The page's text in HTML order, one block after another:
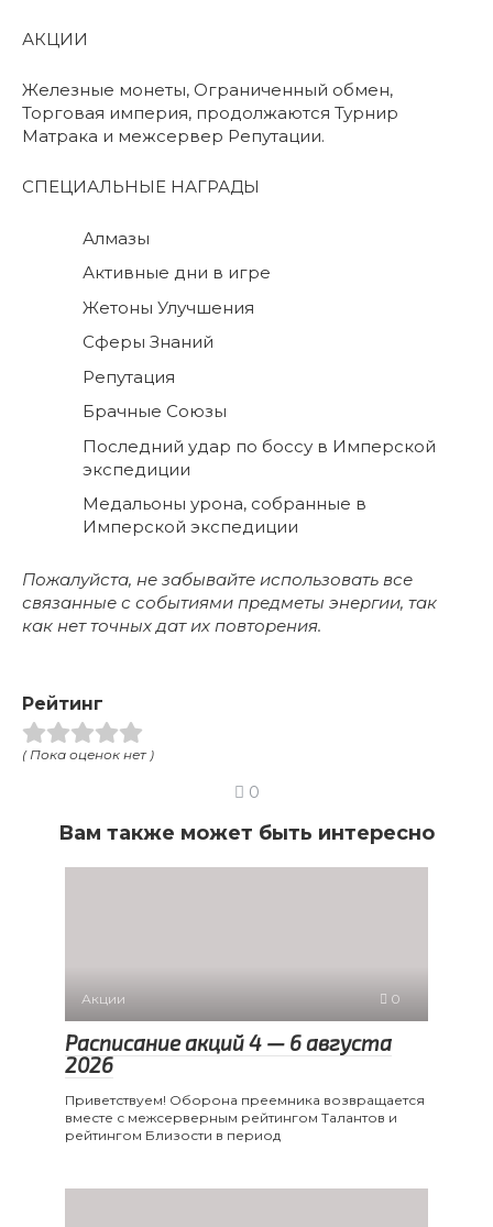
АКЦИИ
Железные монеты, Ограниченный обмен,
Торговая империя, продолжаются Турнир
Матрака и межсервер Репутации.
СПЕЦИАЛЬНЫЕ НАГРАДЫ
Алмазы
Активные дни в игре
Жетоны Улучшения
Сферы Знаний
Репутация
Брачные Союзы
Последний удар по боссу в Имперской
экспедиции
Медальоны урона, собранные в
Имперской экспедиции
Пожалуйста, не забывайте использовать все
связанные с событиями предметы энергии, так
как нет точных дат их повторения.
Рейтинг
( Пока оценок нет )
0
Вам также может быть интересно
Акции 0
Расписание акций 4 — 6 августа
2026
Приветствуем! Оборона преемника возвращается
вместе с межсерверным рейтингом Талантов и
рейтингом Близости в период